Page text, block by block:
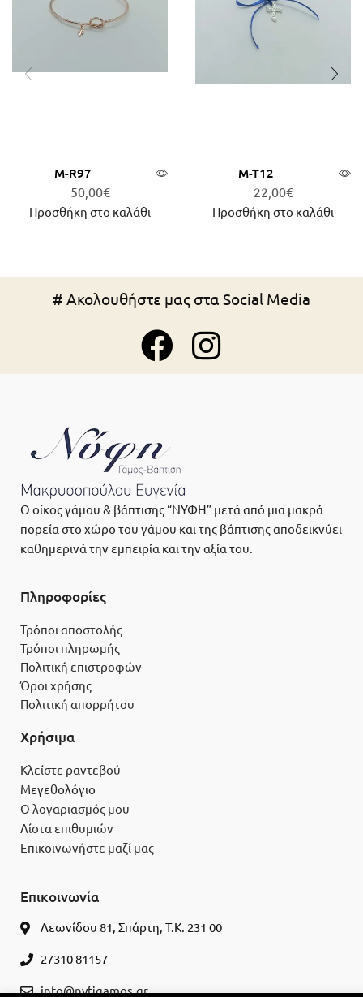
Μ-R97
50,00€
Προσθήκη στο καλάθι
Μ-Τ12
22,00€
Προσθήκη στο καλάθι
# Ακολουθήστε μας στα Social Media
Ο οίκος γάμου & βάπτισης “ΝΥΦΗ” μετά από μια μακρά
πορεία στο χώρο του γάμου και της βάπτισης αποδεικνύει
καθημερινά την εμπειρία και την αξία του.
Πληροφορίες
Τρόποι αποστολής
Τρόποι πληρωμής
Πολιτική επιστροφών
Όροι χρήσης
Πολιτική απορρήτου
Χρήσιμα
Κλείστε ραντεβού
Μεγεθολόγιο
Ο λογαριασμός μου
Λίστα επιθυμιών
Επικοινωνήστε μαζί μας
Επικοινωνία
Λεωνίδου 81, Σπάρτη, Τ.Κ. 231 00
27310 81157
info@nyfigamos.gr